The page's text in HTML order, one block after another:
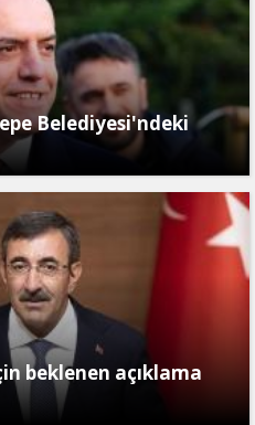
Belediyesi'ndeki
beklenen açıklama